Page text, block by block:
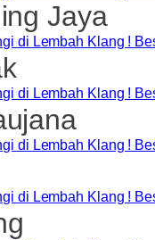
Jaya